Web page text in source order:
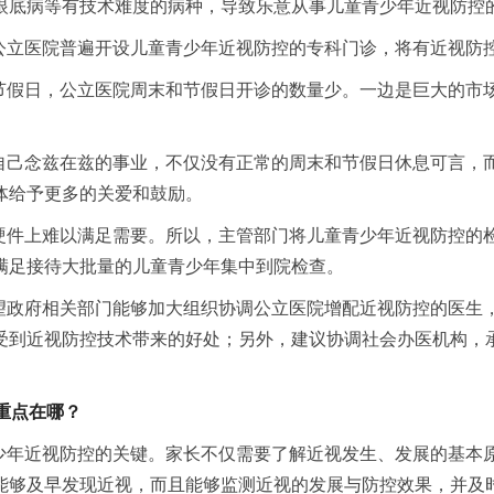
病等有技术难度的病种，导致乐意从事儿童青少年近视防控
医院普遍开设儿童青少年近视防控的专科门诊，将有近视
日，公立医院周末和节假日开诊的数量少。一边是巨大的
念兹在兹的事业，不仅没有正常的周末和节假日休息可言
予更多的关爱和鼓励。
上难以满足需要。所以，主管部门将儿童青少年近视防控
接待大批量的儿童青少年集中到院检查。
府相关部门能够加大组织协调公立医院增配近视防控的医
近视防控技术带来的好处；另外，建议协调社会办医机构
点在哪？
近视防控的关键。家长不仅需要了解近视发生、发展的基
及早发现近视，而且能够监测近视的发展与防控效果，并